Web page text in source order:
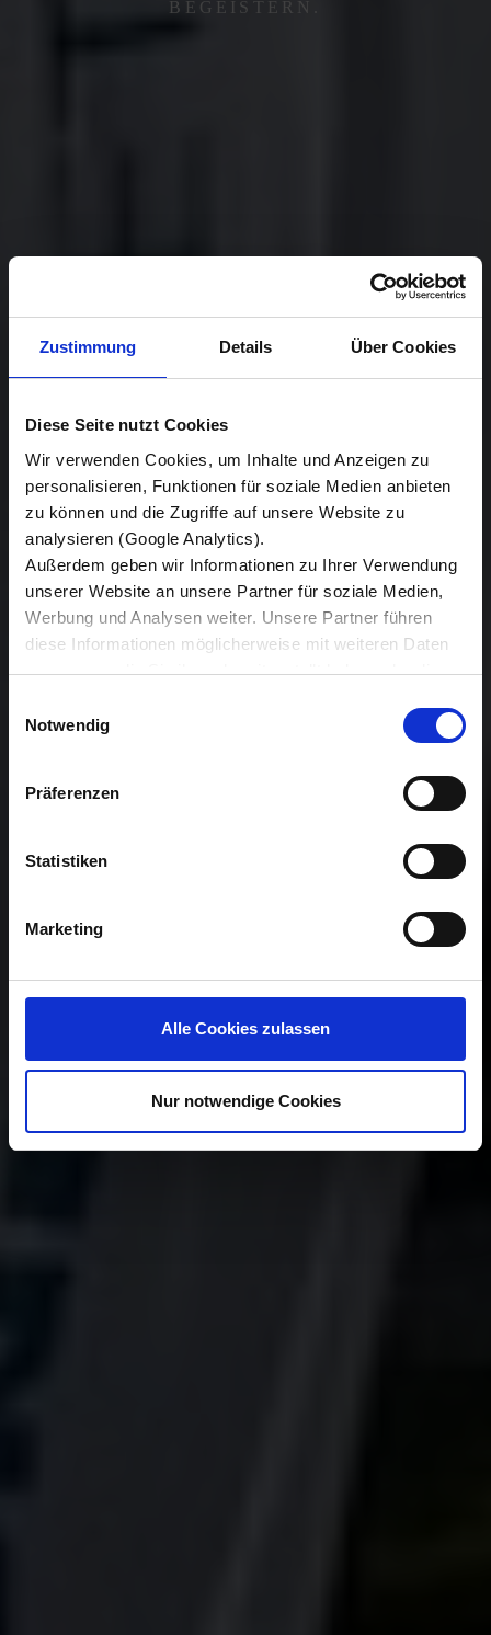
Zustimmung Details Über Cookies
Diese Seite nutzt Cookies
Wir verwenden Cookies, um Inhalte und Anzeigen zu
personalisieren, Funktionen für soziale Medien anbieten
zu können und die Zugriffe auf unsere Website zu
analysieren (Google Analytics).
Außerdem geben wir Informationen zu Ihrer Verwendung
unserer Website an unsere Partner für soziale Medien,
Werbung und Analysen weiter. Unsere Partner führen
diese Informationen möglicherweise mit weiteren Daten
zusammen, die Sie ihnen bereitgestellt haben oder die
haben.
Wir setzen im Rahmen des Trackings auch Dienstleister
in Drittländern außerhalb der EU mit abweichenden
Datenschutzbestimmungen ein, wodurch das Risiko von
übermittelter Daten bestehen kann.
Notwendig
Präferenzen
Statistiken
Marketing
Alle Cookies zulassen
Nur notwendige Cookies
BEGEISTERN.